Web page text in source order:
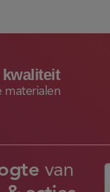
kwaliteit
materialen
van